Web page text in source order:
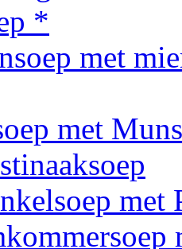
*
met
met
met